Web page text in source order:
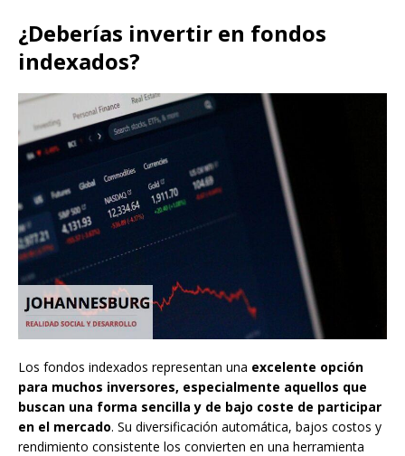
¿Deberías invertir en fondos
indexados?
Los fondos indexados representan una excelente opción
para muchos inversores, especialmente aquellos que
buscan una forma sencilla y de bajo coste de participar
en el mercado. Su diversificación automática, bajos costos y
rendimiento consistente los convierten en una herramienta